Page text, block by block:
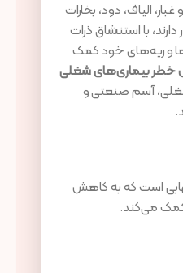
الیاف، دود، بخارات
با استنشاق ذرات
و ریه‌های خود کمک
بیماری‌های شغلی
آسم صنعتی و
است که به کاهش
می‌کند.